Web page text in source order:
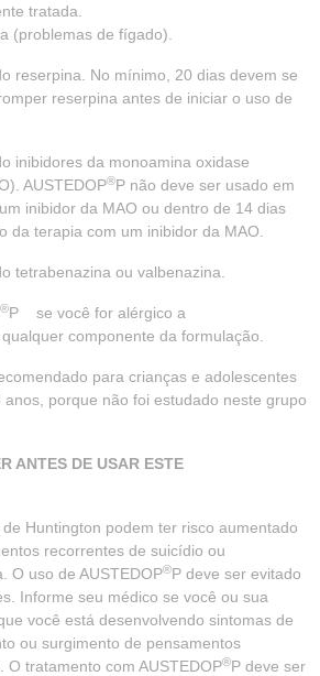
tratada.
(problemas de fígado).
reserpina. No mínimo, 20 dias devem se
reserpina antes de iniciar o uso de
inibidores da monoamina oxidase
AUSTEDOP®P não deve ser usado em
inibidor da MAO ou dentro de 14 dias
da terapia com um inibidor da MAO.
tetrabenazina ou valbenazina.
®P se você for alérgico a
componente da formulação.
para crianças e adolescentes
porque não foi estudado neste grupo
ANTES DE USAR ESTE
Huntington podem ter risco aumentado
recorrentes de suicídio ou
O uso de AUSTEDOP®P deve ser evitado
Informe seu médico se você ou sua
você está desenvolvendo sintomas de
ou surgimento de pensamentos
O tratamento com AUSTEDOP®P deve ser